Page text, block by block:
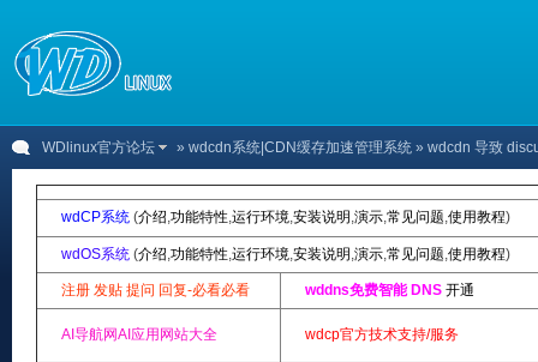
WDlinux官方论坛 » wdcdn系统|CDN缓存加速管理系统 » wdcdn 导致
wdCP系统 (介绍,功能特性,运行环境,安装说明 ,演示,常见问题,使用教程)
wdOS系统 (介绍,功能特性,运行环境,安装说明 ,演示,常见问题,使用教程)
注册 发贴 提问 回复-必看必看 wddns免费智能 DNS 开通
AI导航网AI应用网站大全 wdcp官方技术支持/服务